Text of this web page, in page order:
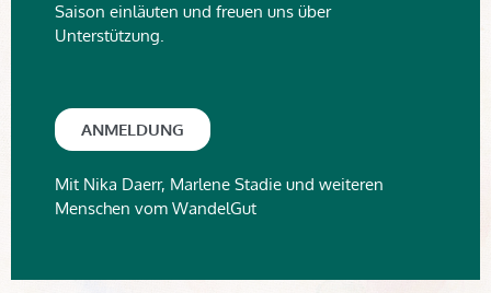
Saison einläuten und freuen uns über
Unterstützung.
ANMELDUNG
Mit Nika Daerr, Marlene Stadie und weiteren
Menschen vom WandelGut